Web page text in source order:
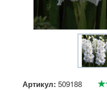
Артикул: 509188